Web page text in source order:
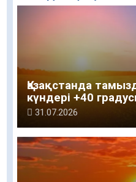
Қазақстанда
күндері +40
ыстық сақталады
31.07.2026